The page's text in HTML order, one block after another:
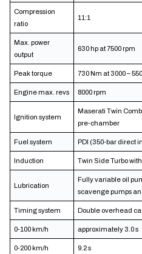
Compression
ratio
11:1
Max. power
output
630 hp at 7500 rpm
Peak torque 730 Nm at 3000 –
Engine max. revs 8000 rpm
Ignition system
Maserati Twin
pre-chamber
Fuel system PDI (350-bar direct
Induction Twin Side Turbo
Lubrication
Fully variable oil
scavenge pumps
Timing system Double overhead
0-100 km/h approximately 3.0 s
0-200 km/h 9.2 s